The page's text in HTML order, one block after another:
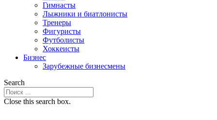
Гимнасты
Лыжники и биатлонисты
Тренеры
Фигуристы
Футболисты
Хоккеисты
Бизнес
Зарубежные бизнесмены
Search
Close this search box.